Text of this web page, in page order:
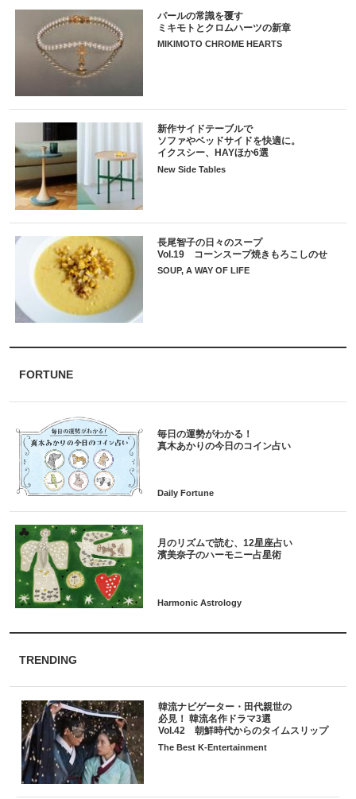
パールの常識を覆す
ミキモトとクロムハーツの新章
MIKIMOTO CHROME HEARTS
新作サイドテーブルで
ソファやベッドサイドを快適に。
イクスシー、HAYほか6選
New Side Tables
長尾智子の日々のスープ
Vol.19 コーンスープ焼きもろこしのせ
SOUP, A WAY OF LIFE
FORTUNE
毎日の運勢がわかる！
月のリズムで読む、12星座占い
TRENDING
韓流ナビゲーター・田代親世の
必見！ 韓流名作ドラマ3選
Vol.42 朝鮮時代からのタイムスリップ
The Best K-Entertainment